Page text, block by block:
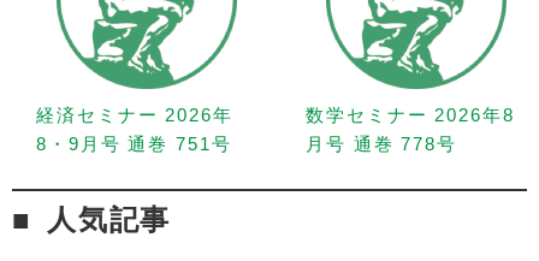
経済セミナー 2026年
8・9月号 通巻 751号
数学セミナー 2026年8
月号 通巻 778号
人気記事